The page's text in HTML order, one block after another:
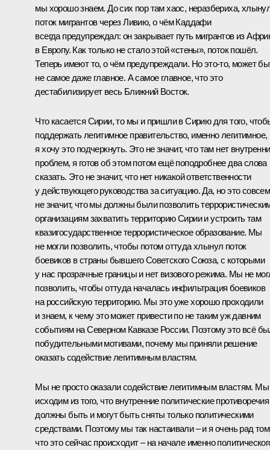
мы хорошо знаем. До сих пор там хаос, неразбериха,
поток мигрантов через Ливию, о чём Каддафи
всегда предупреждал: он закрывает путь мигрантов из
в Европу. Как только не стало этой «стены», поток пошёл.
Теперь имеют то, о чём предупреждали. Но это‑то, может
не самое даже главное. А самое главное, что это
дестабилизирует весь Ближний Восток.
Что касается Сирии, то мы и пришли в Сирию для того,
поддержать легитимное правительство, именно легитимное,
я хочу это подчеркнуть. Это не значит, что там нет
проблем, я готов об этом потом ещё поподробнее два слова
сказать. Это не значит, что нет никакой ответственности
у действующего руководства за ситуацию. Да, но это совсем
не значит, что мы должны были позволить
организациям захватить территорию Сирии и устроить там
квазигосударственное террористическое образование. Мы
не могли позволить, чтобы потом оттуда хлынул поток
боевиков в страны бывшего Советского Союза, с которыми
у нас прозрачные границы и нет визового режима. Мы не
позволить, чтобы оттуда началась инфильтрация боевиков
на российскую территорию. Мы это уже хорошо проходили
и знаем, к чему это может привести по не таким уж давним
событиям на Северном Кавказе России. Поэтому это всё
побудительными мотивами, почему мы приняли решение
оказать содействие легитимным властям.
Мы не просто оказали содействие легитимным властям. Мы
исходим из того, что внутренние политические противоречия
должны быть и могут быть сняты только политическими
средствами. Поэтому мы так настаивали – и я очень рад
что это сейчас происходит – на начале именно